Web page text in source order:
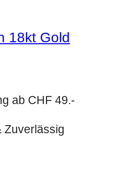
18kt Gold
ab CHF 49.-
Zuverlässig